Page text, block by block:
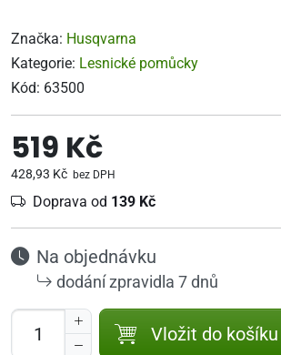
Značka: Husqvarna
Kategorie: Lesnické pomůcky
Kód: 63500
519 Kč
428,93 Kč bez DPH
Doprava od 139 Kč
Na objednávku
dodání zpravidla 7 dnů
Vložit do košíku